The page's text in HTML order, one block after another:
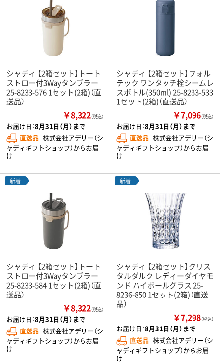
シャディ 【2箱セット】トート
ストロー付3Wayタンブラー
25-8233-576 1セット(2箱)（直
送品）
￥8,322（税込）
お届け日：8月31日（月）まで
直送品 株式会社アデリー（シ
ャディギフトショップ）からお届
け
シャディ 【2箱セット】フォル
テック ワンタッチ栓シームレ
スボトル(350ml) 25-8233-533
1セット(2箱)（直送品）
￥7,096（税込）
お届け日：8月31日（月）まで
直送品 株式会社アデリー（シ
ャディギフトショップ）からお届
け
新着
シャディ 【2箱セット】トート
ストロー付3Wayタンブラー
25-8233-584 1セット(2箱)（直
送品）
￥8,322（税込）
お届け日：8月31日（月）まで
直送品 株式会社アデリー（シ
ャディギフトショップ）からお届
け
新着
シャディ 【2箱セット】クリス
タルダルク レディーダイヤモ
ンド ハイボールグラス 25-
8236-850 1セット(2箱)（直送
品）
￥7,298（税込）
お届け日：8月31日（月）まで
直送品 株式会社アデリー（シ
ャディギフトショップ）からお届
け